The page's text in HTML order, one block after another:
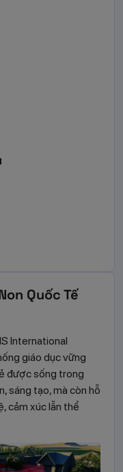
Quốc Tế
International
giáo dục vững
được sống trong
sáng tạo, mà còn hỗ
cảm xúc lẫn thể